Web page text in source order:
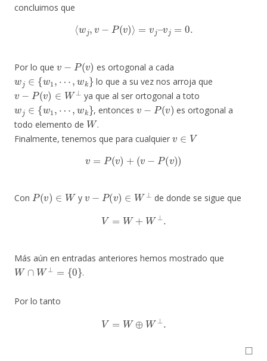
concluimos que
w −P(v)⟩ j– j=
Por lo que
(v
es ortogonal a cada
wj∈{ w1, ⋯ wk }
lo que a su vez nos arroja que
v− P(v)∈W ⊥
ya que al ser ortogonal a toto
w ∈{ w1 ⋯ ,w
, entonces
v−P(v)
es ortogonal a
todo elemento de
W
.
Finalmente, tenemos que para cualquier
V
=P(v + v− v))
Con
P( v ∈ W
y
(v)∈ ⊥
de donde se sigue que
W+ W⊥.
Más aún en entradas anteriores hemos mostrado que
W∩ W⊥ ={ 0}
.
Por lo tanto
V W⊕W⊥
◻